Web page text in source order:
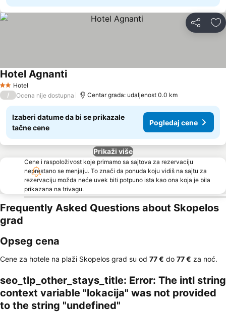
Deli
2 Zvezdice
Hotel
Hotel Agnanti
/ Ocena nije dostupna Centar grada: udaljenost 0.0 km
Izaberi datume da bi se prikazale
tačne cene
Pogledaj cene
Prikaži više
Cene i raspoloživost koje primamo sa sajtova za rezervaciju
neprestano se menjaju. To znači da ponuda koju vidiš na sajtu za
rezervaciju možda neće uvek biti potpuno ista kao ona koja je bila
prikazana na trivagu.
Frequently Asked Questions about Skopelos
grad
Opseg cena
Cene za hotele na plaži Skopelos grad su od ‎77 € do ‎77 € za noć.
seo_tlp_other_stays_title: Error: The intl string
context variable "lokacija" was not provided
to the string "undefined"